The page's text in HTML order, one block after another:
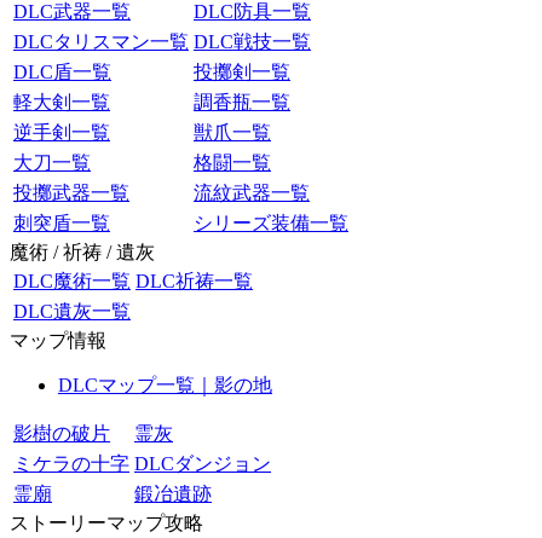
DLC武器一覧
DLC防具一覧
DLCタリスマン一覧 DLC戦技一覧
DLC盾一覧
投擲剣一覧
軽大剣一覧
調香瓶一覧
逆手剣一覧
獣爪一覧
大刀一覧
格闘一覧
投擲武器一覧
流紋武器一覧
刺突盾一覧
シリーズ装備一覧
魔術 / 祈祷 / 遺灰
DLC魔術一覧 DLC祈祷一覧
DLC遺灰一覧
マップ情報
DLCマップ一覧｜影の地
影樹の破片
霊灰
ミケラの十字 DLCダンジョン
霊廟
鍛冶遺跡
ストーリーマップ攻略